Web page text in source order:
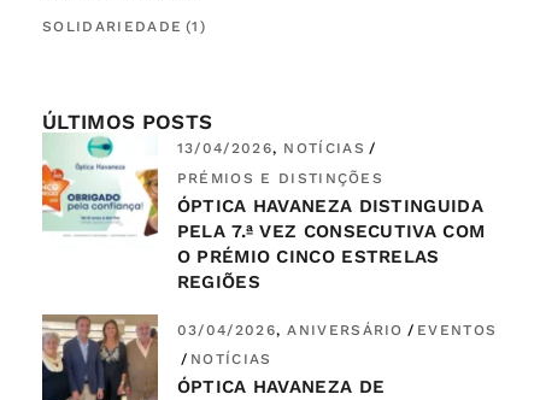
SOLIDARIEDADE (1)
ÚLTIMOS POSTS
13/04/2026
NOTÍCIAS
PRÉMIOS E DISTINÇÕES
ÓPTICA HAVANEZA DISTINGUIDA
PELA 7.ª VEZ CONSECUTIVA COM
O PRÉMIO CINCO ESTRELAS
REGIÕES
03/04/2026 ANIVERSÁRIO
EVENTOS
NOTÍCIAS
ÓPTICA HAVANEZA DE